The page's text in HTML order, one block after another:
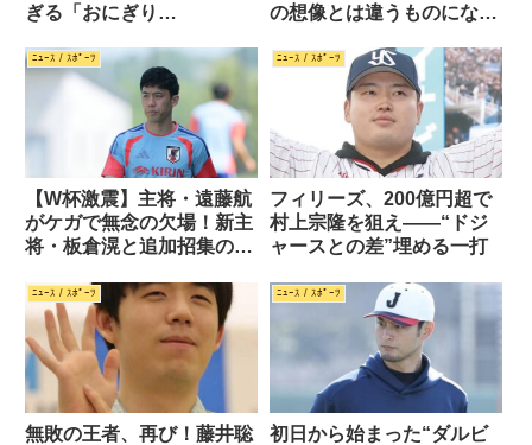
ぎる「おにぎり
の想像とは違うものになり
ﾆｭｰｽ / ｽﾎﾟｰﾂ
【W杯激震】主将・遠藤航
がケガで無念の欠場！新主
将・板倉滉と追加招集の町
ﾆｭｰｽ / ｽﾎﾟｰﾂ
フィリーズ、200億円超で
村上宗隆を狙え――“ドジ
ャースとの差”埋める一打
ﾆｭｰｽ / ｽﾎﾟｰﾂ
無敗の王者、再び！藤井聡
ﾆｭｰｽ / ｽﾎﾟｰﾂ
初日から始まった“ダルビ